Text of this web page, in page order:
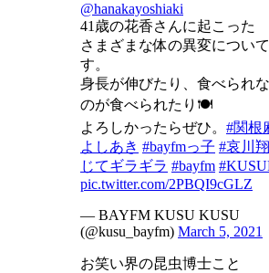
@hanakayoshiaki
41歳の花香さんに起こった
さまざまな体の異変につい
す。
身長が伸びたり、食べられ
のが食べられたり🍽
よろしかったらぜひ。 #関根
よしあき #bayfmっ子 #哀川翔
じてギラギラ #bayfm
pic.twitter.com/2PBQI9cGLZ
— BAYFM KUSU KUSU
(@kusu_bayfm) March 5, 2021
お笑い界の昆虫博士こと